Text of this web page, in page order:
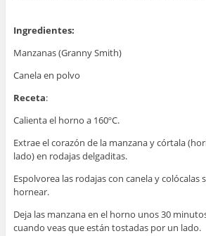
Ingredientes:
Manzanas (Granny Smith)
Canela en polvo
Receta:
Calienta el horno a 160ºC.
Extrae el corazón de la manzana y córtala
lado) en rodajas delgaditas.
Espolvorea las rodajas con canela y colócalas
hornear.
Deja las manzana en el horno unos 30
cuando veas que están tostadas por un lado.